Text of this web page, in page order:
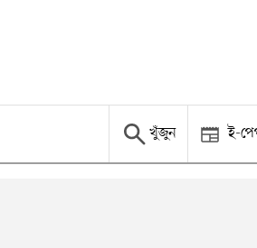
খুঁজুন ই-